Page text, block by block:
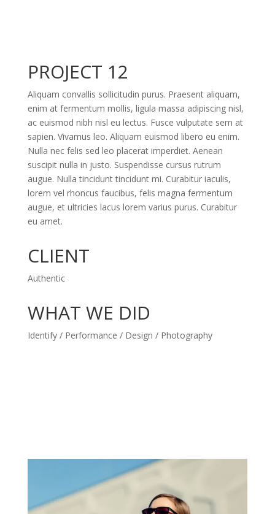
PROJECT 12
Aliquam convallis sollicitudin purus. Praesent aliquam,
enim at fermentum mollis, ligula massa adipiscing nisl,
ac euismod nibh nisl eu lectus. Fusce vulputate sem at
sapien. Vivamus leo. Aliquam euismod libero eu enim.
Nulla nec felis sed leo placerat imperdiet. Aenean
suscipit nulla in justo. Suspendisse cursus rutrum
augue. Nulla tincidunt tincidunt mi. Curabitur iaculis,
lorem vel rhoncus faucibus, felis magna fermentum
augue, et ultricies lacus lorem varius purus. Curabitur
eu amet.
CLIENT
Authentic
WHAT WE DID
Identify / Performance / Design / Photography